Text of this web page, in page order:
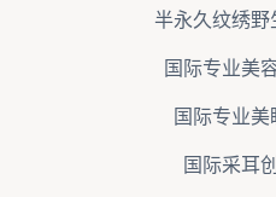
半永久纹绣
国际专业美
国际专业
国际采耳